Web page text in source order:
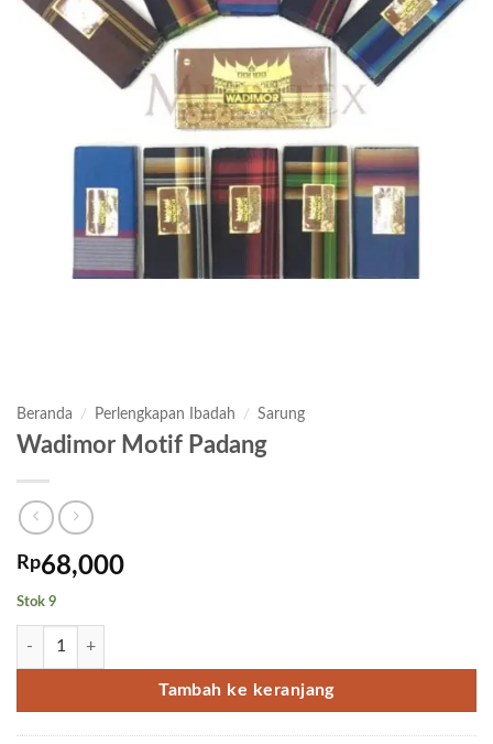
Beranda / Perlengkapan Ibadah / Sarung
Wadimor Motif Padang
Rp68,000
Stok 9
Kuantitas Wadimor Motif Padang
Tambah ke keranjang